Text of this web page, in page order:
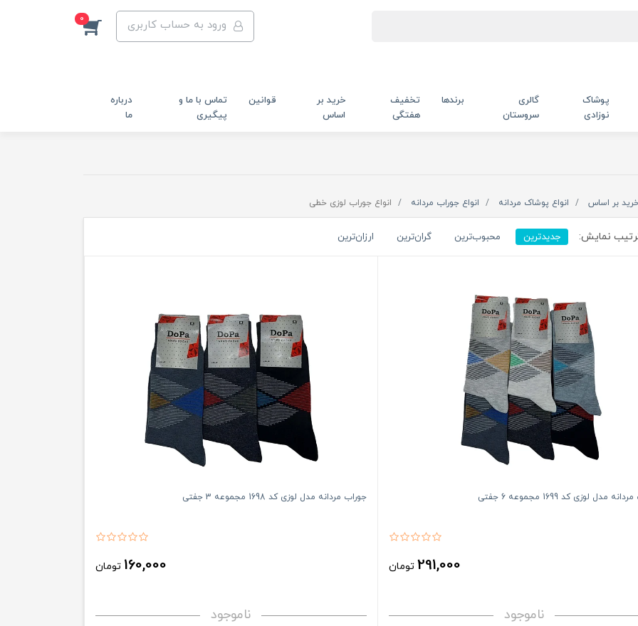
ورود به حساب کاربری 0
پوشاک
نوزادی
گالری
سروستان
برندها
تخفیف
هفتگی
خرید بر
اساس
قوانین
تماس با ما و
پیگیری
درباره
ما
بر اساس انواع پوشاک مردانه انواع جوراب مردانه انواع جوراب لوزی خطی
نمایش: جدیدترین محبوب‌ترین گران‌ترین ارزان‌ترین
مدل لوزی کد 1699 مجموعه 6 جفتی
291,000 تومان
ناموجود
جوراب مردانه مدل لوزی کد 1698 مجموعه 3 جفتی
160,000 تومان
ناموجود